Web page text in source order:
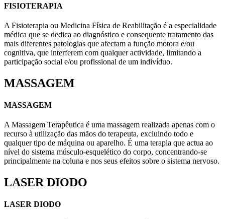
FISIOTERAPIA
A Fisioterapia ou Medicina Física de Reabilitação é a especialidade
médica que se dedica ao diagnóstico e consequente tratamento das
mais diferentes patologias que afectam a função motora e/ou
cognitiva, que interferem com qualquer actividade, limitando a
participação social e/ou profissional de um indivíduo.
MASSAGEM
MASSAGEM
A Massagem Terapêutica é uma massagem realizada apenas com o
recurso à utilização das mãos do terapeuta, excluindo todo e
qualquer tipo de máquina ou aparelho. É uma terapia que actua ao
nível do sistema músculo-esquelético do corpo, concentrando-se
principalmente na coluna e nos seus efeitos sobre o sistema nervoso.
LASER DIODO
LASER DIODO